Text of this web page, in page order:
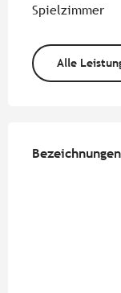
Spielzimmer
Alle